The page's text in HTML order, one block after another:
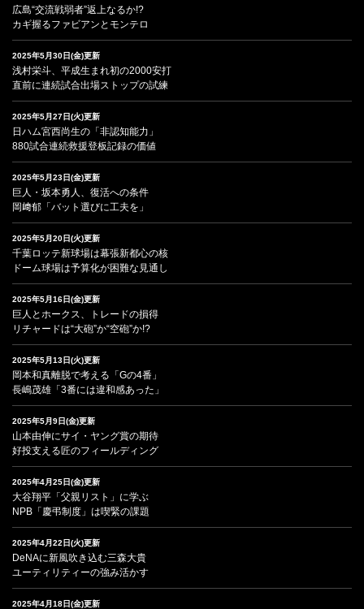
広島“交流戦弱者”返上なるか!?
カギ握るファビアンとモンテロ
2025年5月30日(金)更新
浅村栄斗、平成生まれ初の2000安打
直前に連続試合出場ストップの試練
2025年5月27日(火)更新
日ハム宮西尚生の「非認知能力」
880試合連続救援登板記録の価値
2025年5月23日(金)更新
巨人・坂本勇人、復活への条件
岡﨑郁「バット選びに工夫を」
2025年5月20日(火)更新
千葉ロッテ新球場は幕張新都心の核
ドーム球場は予算化が困難な見通し
2025年5月16日(金)更新
巨人とホークス、トレードの損得
リチャードは“大砲”か“空砲”か!?
2025年5月13日(火)更新
岡本和真離脱で考える「Gの4番」
長嶋茂雄「3番には違和感あった」
2025年5月9日(金)更新
山本由伸にサイ・ヤング賞の期待
好投支える匠のフィールディング
2025年4月25日(金)更新
大谷翔平「父親リスト」に学ぶ
NPB「慶弔制度」は喫緊の課題
2025年4月22日(火)更新
DeNAに新風吹き込む三森大貴
ユーティリティーの強み活かす
2025年4月18日(金)更新